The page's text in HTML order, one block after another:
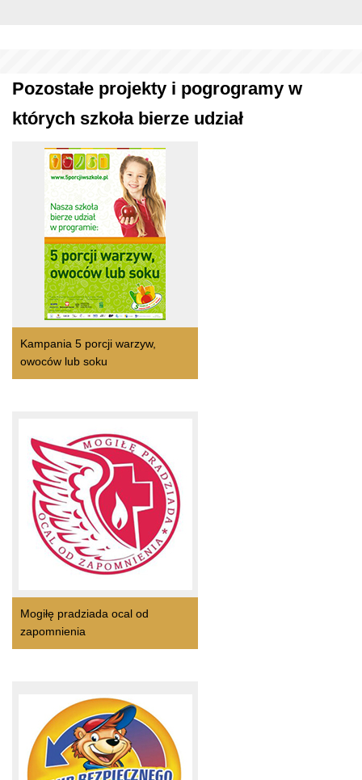
Pozostałe projekty i pogrogramy w
których szkoła bierze udział
Kampania 5 porcji warzyw,
owoców lub soku
Mogiłę pradziada ocal od
zapomnienia